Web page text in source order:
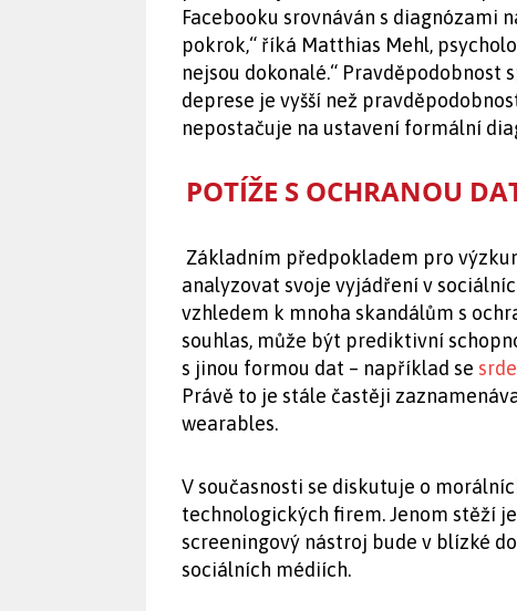
Facebooku srovnáván s diagnózami
pokrok,“ říká Matthias Mehl,
nejsou dokonalé.“
deprese je vyšší než
nepostačuje na ustavení formální
POTÍŽE S OCHRANOU
Základním předpokladem pro
analyzovat svoje vyjádření v
vzhledem k mnoha skandálům s
souhlas, může být prediktivní
s jinou formou dat – například se
Právě to je stále častěji
wearables.
V současnosti se diskutuje o
technologických firem. Jenom stěží
screeningový nástroj bude v blízké
sociálních médiích.